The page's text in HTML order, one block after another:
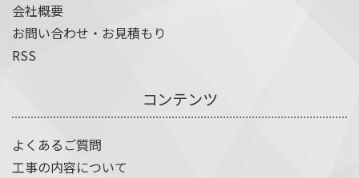
会社概要
お問い合わせ・お見積もり
RSS
コンテンツ
よくあるご質問
工事の内容について